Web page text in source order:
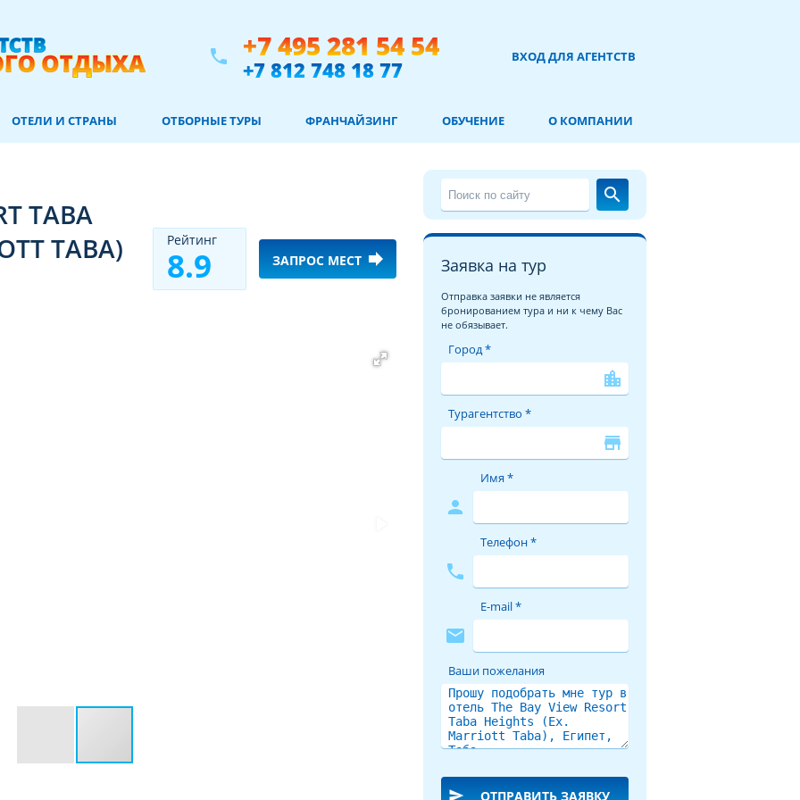
phone +7 495 281 54 54
+7 812 748 18 77 ВХОД ДЛЯ АГЕНТСТВ
ОТЕЛИ И СТРАНЫ ОТБОРНЫЕ ТУРЫ ФРАНЧАЙЗИНГ ОБУЧЕНИЕ О КОМПАНИИ
TABA
TABA)
Рeйтинг
8.9 ЗАПРОС МЕСТ forward
search
Заявка на тур
Отправка заявки не является
бронированием тура и ни к чему Вас
не обязывает.
Город *
location_city
Турагентство *
store
person
Имя *
phone
Телефон *
mail
E-mail *
Ваши пожелания
send ОТПРАВИТЬ ЗАЯВКУ